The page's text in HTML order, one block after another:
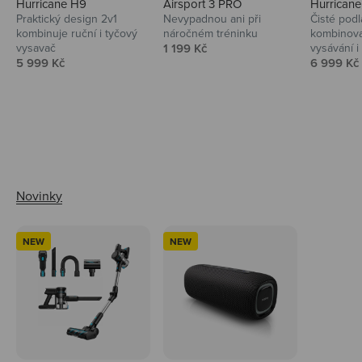
Hurricane H9
Praktický design 2v1
kombinuje ruční i tyčový
vysavač
Prodejní cena
5 999 Kč
Airsport 3 PRO
Nevypadnou ani při
náročném tréninku
Prodejní cena
1 199 Kč
Čisté
vysávání
Prodejní
6 999 Kč
NEW NEW